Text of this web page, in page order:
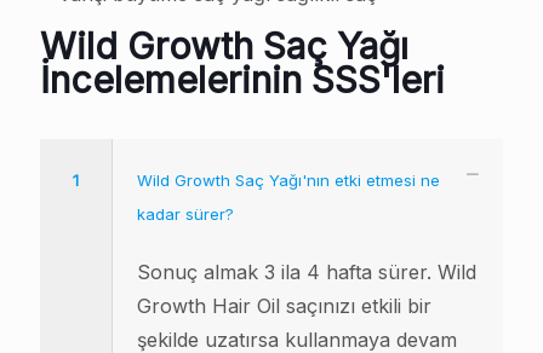
Wild Growth Saç Yağı
İncelemelerinin SSS'leri
1
Wild Growth Saç Yağı'nın etki etmesi ne
kadar sürer?
Sonuç almak 3 ila 4 hafta sürer. Wild
Growth Hair Oil saçınızı etkili bir
şekilde uzatırsa kullanmaya devam